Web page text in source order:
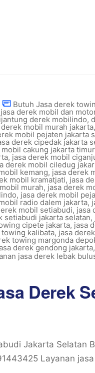
Butuh Jasa derek
derek mobil dan
derek mobilindo,
derek mobil murah jakarta,
mobil pejaten jakarta
derek cipedak jakarta
cakung jakarta timur
, jasa derek mobil
derek mobil ciledug
kemang, jasa derek
mobil kramatjati, jasa
murah, jasa derek
, jasa derek mobil
radio dalem jakarta,
mobil setiabudi, jasa
setiabudi jakarta selatan,
cipete jakarta, jasa
kalibata, jasa
towing margonda
derek gendong jakarta,
jasa derek lebak
Derek
Jakarta Selatan
Layanan